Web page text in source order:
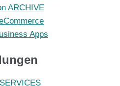
ARCHIVE
Apps